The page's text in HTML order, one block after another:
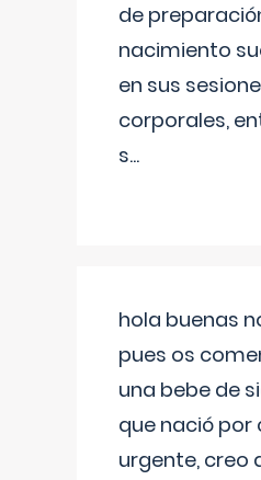
de
nacimiento
en sus
corporales,
s...
hola buenas
pues os
una bebe de
que nació por
urgente, creo